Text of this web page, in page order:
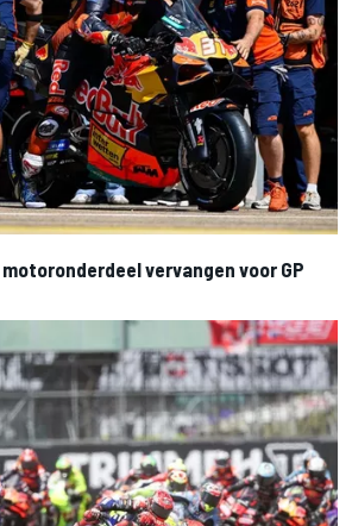
vervangen voor GP